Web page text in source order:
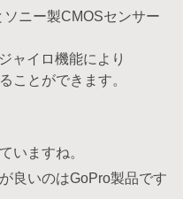
ニー製CMOSセンサー
ャイロ機能により
ことができます。
いますね。
良いのはGoPro製品です